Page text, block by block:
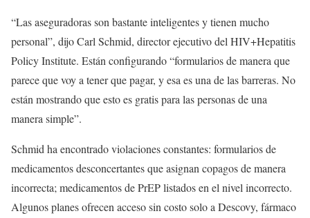
“Las aseguradoras son bastante inteligentes y tienen mucho
personal”, dijo Carl Schmid, director ejecutivo del HIV+Hepatitis
Policy Institute. Están configurando “formularios de manera que
parece que voy a tener que pagar, y esa es una de las barreras. No
están mostrando que esto es gratis para las personas de una
manera simple”.
Schmid ha encontrado violaciones constantes: formularios de
medicamentos desconcertantes que asignan copagos de manera
incorrecta; medicamentos de PrEP listados en el nivel incorrecto.
Algunos planes ofrecen acceso sin costo solo a Descovy, fármaco